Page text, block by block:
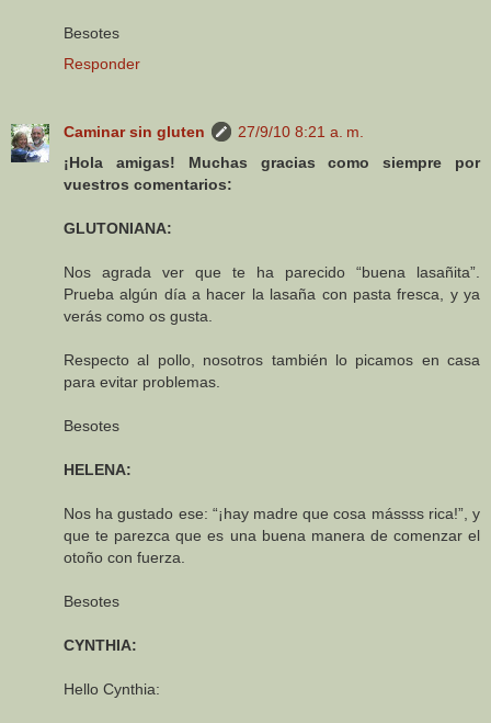
Besotes
Responder
Caminar sin gluten
27/9/10 8:21 a. m.
¡Hola amigas! Muchas gracias como siempre por
vuestros comentarios:
GLUTONIANA:
Nos agrada ver que te ha parecido “buena lasañita”.
Prueba algún día a hacer la lasaña con pasta fresca, y ya
verás como os gusta.
Respecto al pollo, nosotros también lo picamos en casa
para evitar problemas.
Besotes
HELENA:
Nos ha gustado ese: “¡hay madre que cosa mássss rica!”, y
que te parezca que es una buena manera de comenzar el
otoño con fuerza.
Besotes
CYNTHIA:
Hello Cynthia: